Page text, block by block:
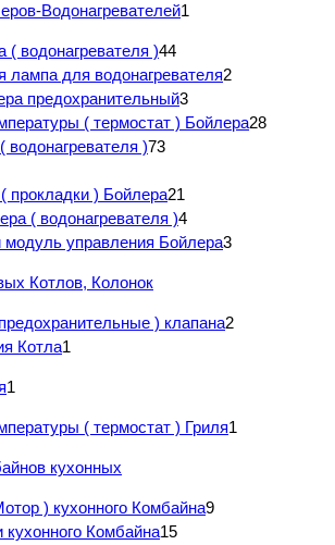
Водонагревателей1
( водонагревателя )44
лампа для водонагревателя2
предохранительный3
( термостат ) Бойлера28
водонагревателя )73
прокладки ) Бойлера21
( водонагревателя )4
модуль управления Бойлера3
Котлов, Колонок
) клапана2
Котла1
1
( термостат ) Гриля1
кухонных
) кухонного Комбайна9
Комбайна15